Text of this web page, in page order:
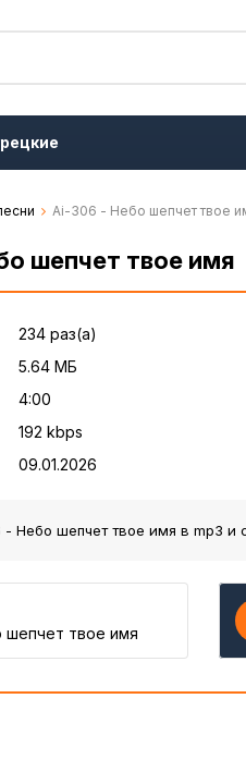
Ai-306 - Небо шепчет твое
шепчет твое имя
234 раз(а)
5.64 МБ
4:00
192 kbps
09.01.2026
Небо шепчет твое имя в mp3 и
твое имя